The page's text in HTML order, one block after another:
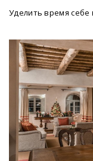
Уделить время себе